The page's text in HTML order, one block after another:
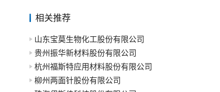
相关推荐
山东宝莫生物化工股份有限公司
贵州振华新材料股份有限公司
杭州福斯特应用材料股份有限公司
柳州两面针股份有限公司